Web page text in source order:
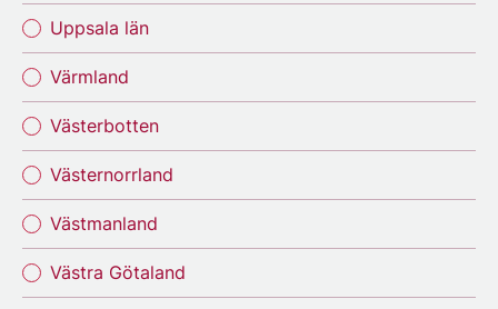
Uppsala län
Värmland
Västerbotten
Västernorrland
Västmanland
Västra Götaland